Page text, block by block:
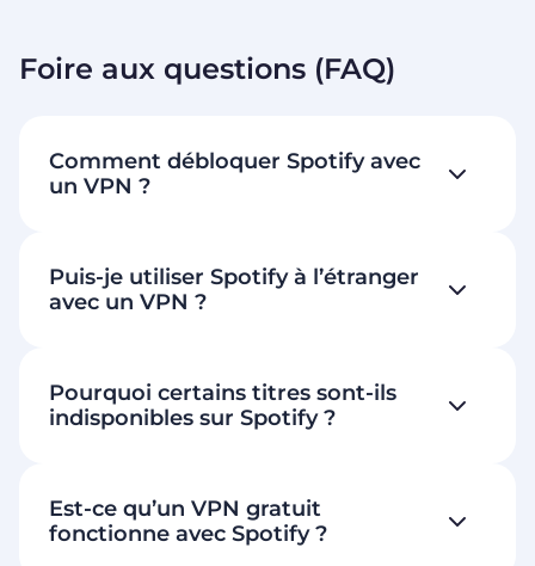
Foire aux questions (FAQ)
Comment débloquer Spotify avec
un VPN ?
Puis-je utiliser Spotify à l’étranger
avec un VPN ?
Pourquoi certains titres sont-ils
indisponibles sur Spotify ?
Est-ce qu’un VPN gratuit
fonctionne avec Spotify ?